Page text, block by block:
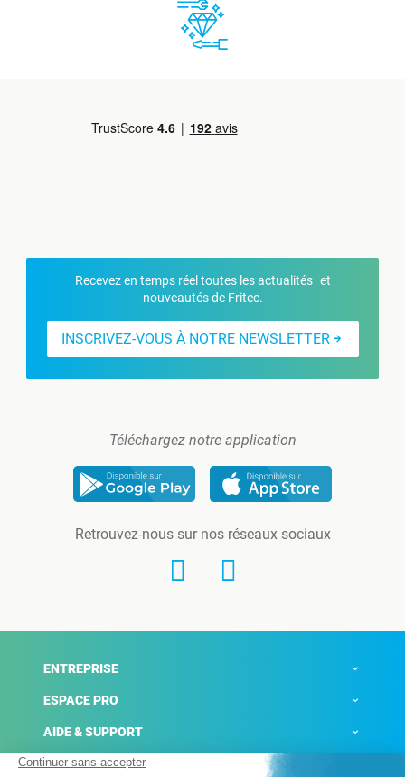
Recevez en temps réel toutes les actualités et
nouveautés de Fritec.
INSCRIVEZ-VOUS À NOTRE NEWSLETTER
Téléchargez notre application
Retrouvez-nous sur nos réseaux sociaux
ENTREPRISE
ESPACE PRO
AIDE & SUPPORT
ACTUALITÉS